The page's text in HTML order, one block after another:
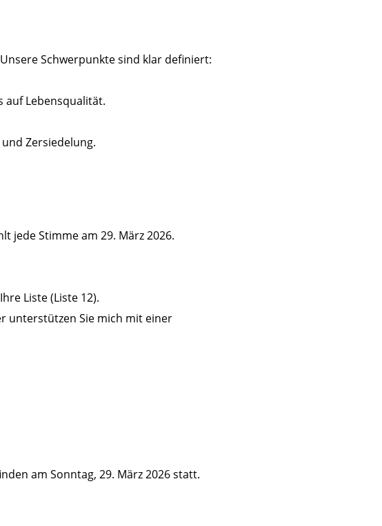
Schwerpunkte sind klar definiert:
auf Lebensqualität.
Zersiedelung.
jede Stimme am 29. März 2026.
Liste (Liste 12).
unterstützen Sie mich mit einer
am Sonntag, 29. März 2026 statt.